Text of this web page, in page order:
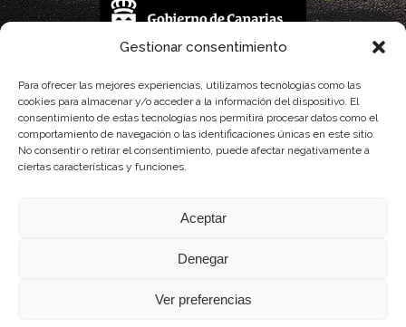
Gestionar consentimiento
Para ofrecer las mejores experiencias, utilizamos tecnologías como las
cookies para almacenar y/o acceder a la información del dispositivo. El
consentimiento de estas tecnologías nos permitirá procesar datos como el
comportamiento de navegación o las identificaciones únicas en este sitio.
No consentir o retirar el consentimiento, puede afectar negativamente a
ciertas características y funciones.
Aceptar
Denegar
Ver preferencias
parcialmente, por el Gobierno de Canarias
con fondos provenientes del presupuesto de gastos del Instituto Canario de
Calidad Agroalimentaria